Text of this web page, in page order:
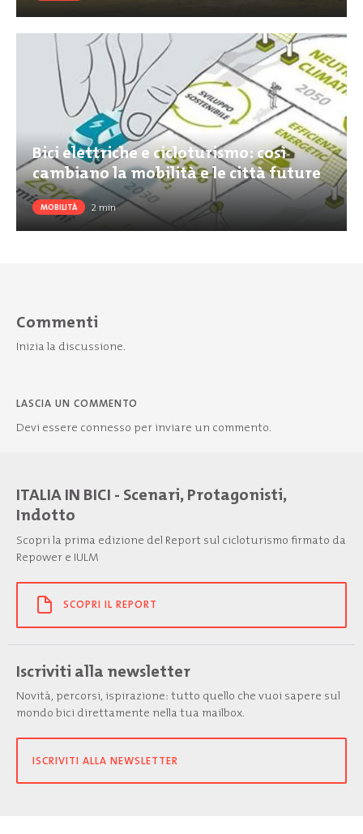
Bici elettriche e cicloturismo: così
cambiano la mobilità e le città future
MOBILITÀ 2min
Commenti
Inizia la discussione.
LASCIA UN COMMENTO
Devi essere connesso per inviare un commento.
ITALIA IN BICI - Scenari, Protagonisti,
Indotto
Scopri la prima edizione del Report sul cicloturismo firmato da
Repower e IULM
SCOPRI IL REPORT
Iscriviti alla newsletter
Novità, percorsi, ispirazione: tutto quello che vuoi sapere sul
mondo bici direttamente nella tua mailbox.
ISCRIVITI ALLA NEWSLETTER